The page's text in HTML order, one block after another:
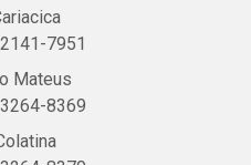
7951
Mateus
8369